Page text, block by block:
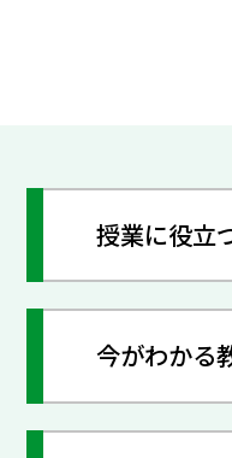
授業に役立
今がわかる